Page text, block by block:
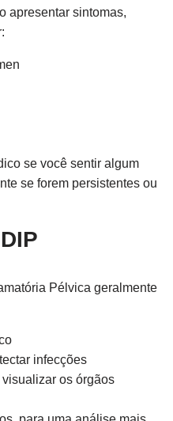
apresentar sintomas,
se você sentir algum
se forem persistentes ou
Pélvica geralmente
infecções
os órgãos